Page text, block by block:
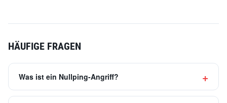
HÄUFIGE FRAGEN
Was ist ein Nullping-Angriff?